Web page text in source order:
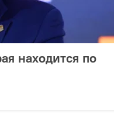
находится по